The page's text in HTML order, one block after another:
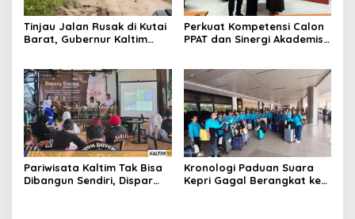
Tinjau Jalan Rusak di Kutai
Barat, Gubernur Kaltim
Perkuat Kompetensi Calon
PPAT dan Sinergi Akademis,
Pariwisata Kaltim Tak Bisa
Dibangun Sendiri, Dispar
Kronologi Paduan Suara
Kepri Gagal Berangkat ke